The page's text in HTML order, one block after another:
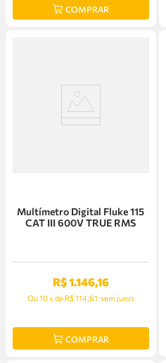
COMPRAR
Multímetro Digital Fluke 115
CAT III 600V TRUE RMS
R$1.146,16
Ou10xde R$ 114,61 sem juros
COMPRAR